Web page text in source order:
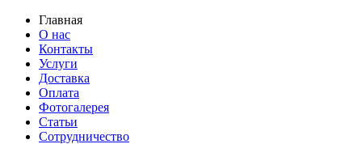
Главная
О нас
Контакты
Услуги
Доставка
Оплата
Фотогалерея
Статьи
Сотрудничество